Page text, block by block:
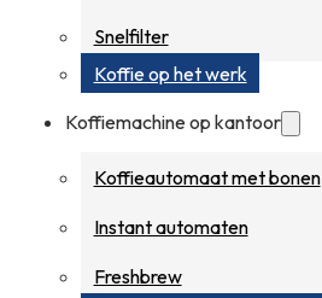
Snelfilter
Koffie op het werk
Koffiemachine op kantoor
Koffieautomaat met bonen
Instant automaten
Freshbrew